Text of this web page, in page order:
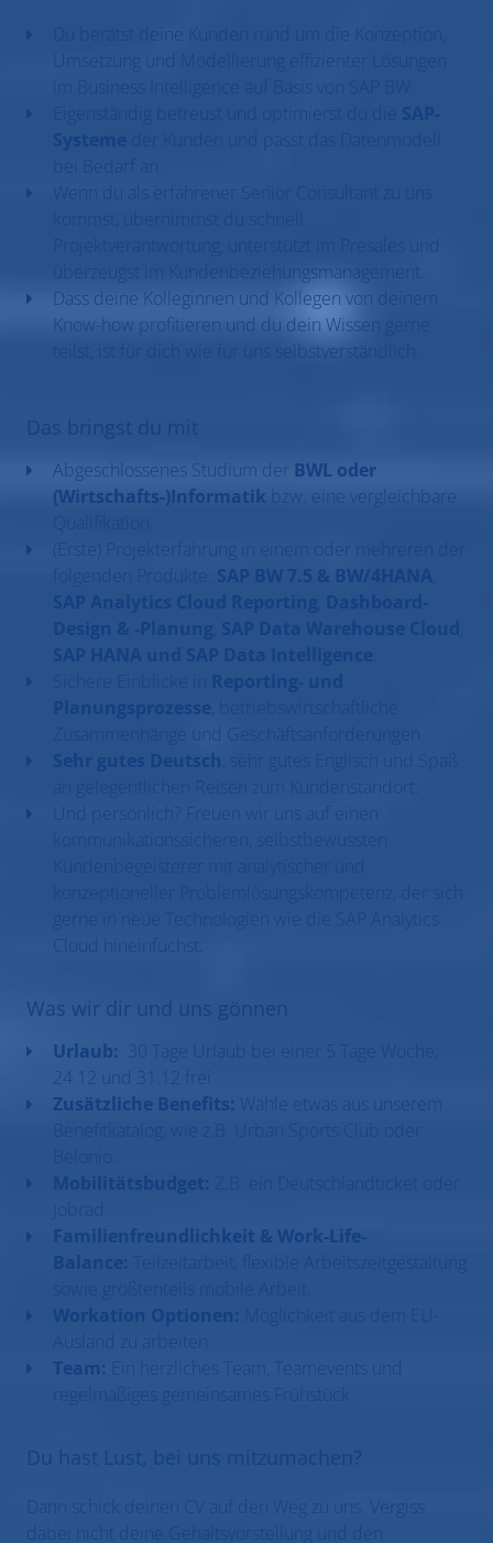
Du berätst deine Kunden rund um die Konzeption,
Umsetzung und Modellierung effizienter Lösungen
im Business Intelligence auf Basis von SAP BW.
Eigenständig betreust und optimierst du die
bei Bedarf an.
Wenn du als erfahrener Senior Consultant zu uns
Projektverantwortung, unterstützt im Presales und
überzeugst im Kundenbeziehungsmanagement.
Dass deine Kolleginnen und Kollegen von deinem
Know-how profitieren und du dein Wissen gerne
teilst, ist für dich wie für uns selbstverständlich.
Das bringst du mit
Abgeschlossenes Studium der BWL oder
(Wirtschafts-)Informatik bzw. eine vergleichbare
(Erste) Projekterfahrung in einem oder mehreren der
folgenden Produkte: SAP BW 7.5 & BW/4HANA
Planungsprozesse
Zusammenhänge und Geschäftsanforderungen.
Sehr gutes Deutsch , sehr gutes Englisch und Spaß
an gelegentlichen Reisen zum Kundenstandort.
Und persönlich? Freuen wir uns auf einen
kommunikationssicheren, selbstbewussten
gerne in neue Technologien wie die SAP Analytics
Cloud hineinfuchst.
Was wir dir und uns gönnen
Urlaub:
30 Tage Urlaub bei einer 5 Tage Woche,
24.12 und 31.12 frei
Zusätzliche Benefits: Wähle etwas aus unserem
Jobrad
Familienfreundlichkeit & Work-Life-
Balance:
Workation Optionen:
Ausland zu arbeiten.
Team: Ein herzliches Team, Teamevents und
regelmäßiges gemeinsames Frühstück.
Du hast Lust, bei uns mitzumachen?
Dann schick deinen CV auf den Weg zu uns. Vergiss
dabei nicht deine Gehaltsvorstellung und den